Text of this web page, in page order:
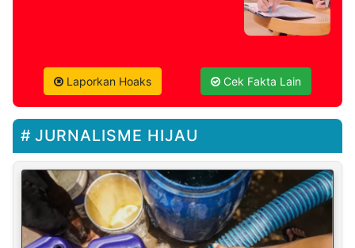
Laporkan Hoaks Cek Fakta Lain
JURNALISME HIJAU